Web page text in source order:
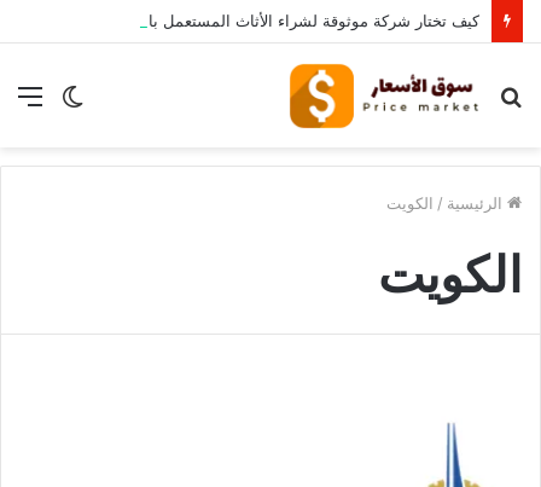
كيف تختار شركة موثوقة لشراء الأثاث المستعمل بالرياض؟
الوضع
بحث
الرئيسية / الكويت
الكويت